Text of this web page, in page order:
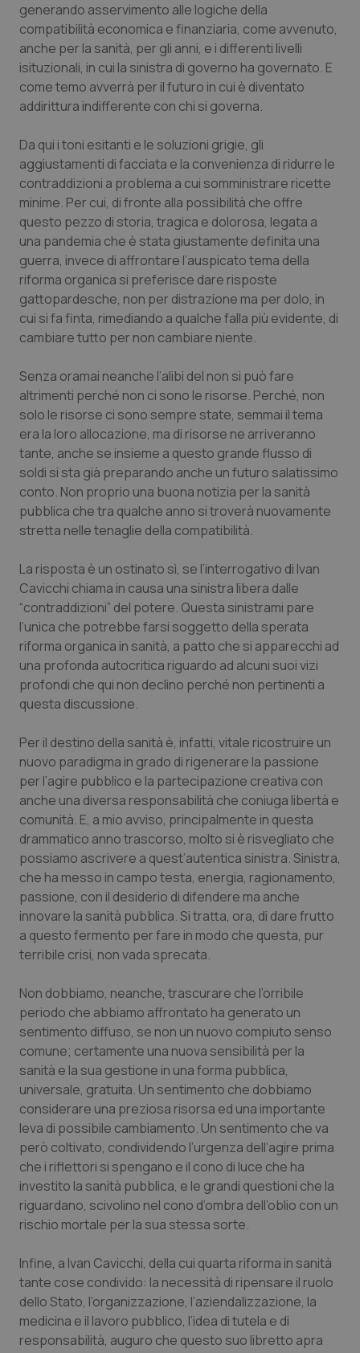
generando asservimento alle logiche della
compatibilità economica e finanziaria, come avvenuto,
anche per la sanità, per gli anni, e i differenti livelli
isituzionali, in cui la sinistra di governo ha governato. E
come temo avverrà per il futuro in cui è diventato
addirittura indifferente con chi si governa.
Da qui i toni esitanti e le soluzioni grigie, gli
aggiustamenti di facciata e la convenienza di ridurre le
contraddizioni a problema a cui somministrare ricette
minime. Per cui, di fronte alla possibilità che offre
questo pezzo di storia, tragica e dolorosa, legata a
una pandemia che è stata giustamente definita una
guerra, invece di affrontare l’auspicato tema della
riforma organica si preferisce dare risposte
gattopardesche, non per distrazione ma per dolo, in
cui si fa finta, rimediando a qualche falla più evidente, di
cambiare tutto per non cambiare niente.
Senza oramai neanche l’alibi del non si può fare
altrimenti perché non ci sono le risorse. Perché, non
solo le risorse ci sono sempre state, semmai il tema
era la loro allocazione, ma di risorse ne arriveranno
tante, anche se insieme a questo grande flusso di
soldi si sta già preparando anche un futuro salatissimo
conto. Non proprio una buona notizia per la sanità
pubblica che tra qualche anno si troverà nuovamente
stretta nelle tenaglie della compatibilità.
La risposta è un ostinato sì, se l’interrogativo di Ivan
Cavicchi chiama in causa una sinistra libera dalle
“contraddizioni” del potere. Questa sinistrami pare
l’unica che potrebbe farsi soggetto della sperata
riforma organica in sanità, a patto che si apparecchi ad
una profonda autocritica riguardo ad alcuni suoi vizi
profondi che qui non declino perché non pertinenti a
questa discussione.
Per il destino della sanità è, infatti, vitale ricostruire un
nuovo paradigma in grado di rigenerare la passione
per l’agire pubblico e la partecipazione creativa con
anche una diversa responsabilità che coniuga libertà e
comunità. E, a mio avviso, principalmente in questa
drammatico anno trascorso, molto si è risvegliato che
possiamo ascrivere a quest’autentica sinistra. Sinistra,
che ha messo in campo testa, energia, ragionamento,
passione, con il desiderio di difendere ma anche
innovare la sanità pubblica. Si tratta, ora, di dare frutto
a questo fermento per fare in modo che questa, pur
terribile crisi, non vada sprecata.
Non dobbiamo, neanche, trascurare che l’orribile
periodo che abbiamo affrontato ha generato un
sentimento diffuso, se non un nuovo compiuto senso
comune; certamente una nuova sensibilità per la
sanità e la sua gestione in una forma pubblica,
universale, gratuita. Un sentimento che dobbiamo
considerare una preziosa risorsa ed una importante
leva di possibile cambiamento. Un sentimento che va
però coltivato, condividendo l’urgenza dell’agire prima
che i riflettori si spengano e il cono di luce che ha
investito la sanità pubblica, e le grandi questioni che la
riguardano, scivolino nel cono d’ombra dell’oblio con un
rischio mortale per la sua stessa sorte.
Infine, a Ivan Cavicchi, della cui quarta riforma in sanità
tante cose condivido: la necessità di ripensare il ruolo
dello Stato, l’organizzazione, l’aziendalizzazione, la
medicina e il lavoro pubblico, l’idea di tutela e di
responsabilità, auguro che questo suo libretto apra